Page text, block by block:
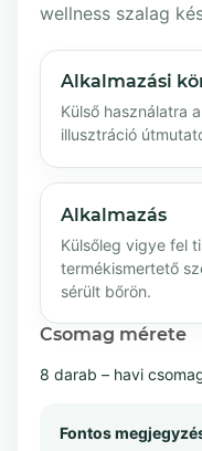
wellness szalag
Alkalmazási
Külső használatra
illusztráció
Alkalmazás
Külsőleg vigye fel
termékismertető
sérült bőrön.
Csomag mérete
8 darab – havi
Fontos